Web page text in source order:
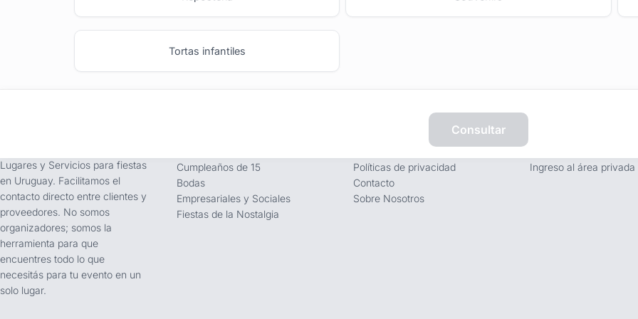
Tortas infantiles
Consultar
Lugares y Servicios para fiestas
en Uruguay. Facilitamos el
contacto directo entre clientes y
proveedores. No somos
organizadores; somos la
herramienta para que
encuentres todo lo que
necesitás para tu evento en un
solo lugar.
Cumpleaños de 15
Bodas
Empresariales y Sociales
Fiestas de la Nostalgia
Políticas de privacidad
Contacto
Sobre Nosotros
Ingreso al área privada